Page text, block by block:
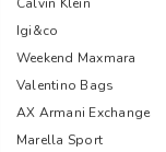
Igi&co
Weekend Maxmara
Valentino Bags
AX Armani Exchange
Marella Sport